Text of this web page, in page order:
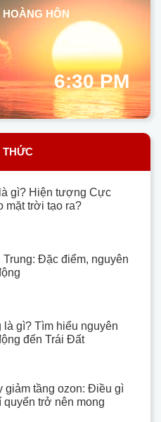
HÔN
6:30 PM
THỨC
gì? Hiện tượng Cực
mặt trời tạo ra?
Trung: Đặc điểm, nguyên
là gì? Tìm hiểu nguyên
đến Trái Đất
giảm tầng ozon: Điều gì
quyển trở nên mong